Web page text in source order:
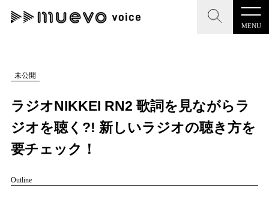
MENU
CLOSE
記事を検索する
CLOSE
"読者の声を形にする”音楽特化メディア
記事一覧
未公開
ラジオNIKKEI RN2 歌詞を見ながらラ
ジオを聴く?! 新しいラジオの聴き方を
要チェック！
Outline